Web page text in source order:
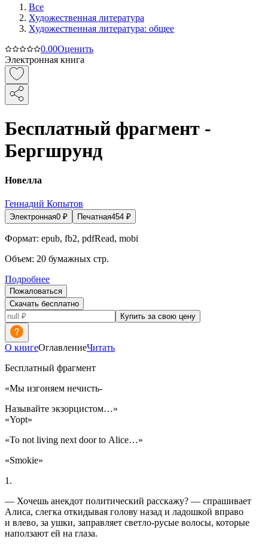
Все
Художественная литература
Художественная литература: общее
0.00Оценить
Электронная книга
Бесплатный фрагмент -
Бергшрунд
Новелла
Геннадий Копытов
Электронная0 ₽ Печатная454 ₽
Формат: epub, fb2, pdfRead, mobi
Объем: 20 бумажных стр.
Подробнее
Пожаловаться
Скачать бесплатно
Купить за свою цену
О книгеОглавлениеЧитать
Бесплатный фрагмент
«Мы изгоняем нечисть-
Называйте экзорцистом…»
«Yopt»
«To not living next door to Alice…»
«Smokie»
1.
— Хочешь анекдот политический расскажу? — спрашивает
Алиса, слегка откидывая голову назад и ладошкой вправо
и влево, за ушки, заправляет светло-русые волосы, которые
наползают ей на глаза.